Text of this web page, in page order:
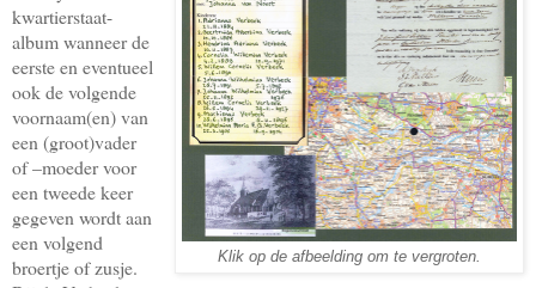
Klik op de afbeelding om te vergroten.
kwartierstaat-
album wanneer de
eerste en eventueel
ook de volgende
voornaam(en) van
een (groot)vader
of –moeder voor
een tweede keer
gegeven wordt aan
een volgend
broertje of zusje.